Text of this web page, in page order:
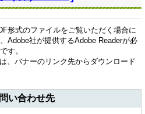
形式のファイルをご覧いただく場合に
Adobe社が提供するAdobe Readerが必
す。
、バナーのリンク先からダウンロード
い合わせ先